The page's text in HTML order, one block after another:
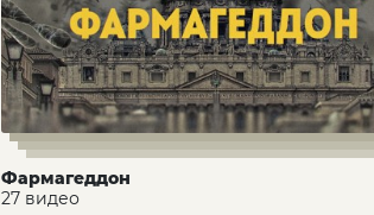
Фармагеддон
27 видео